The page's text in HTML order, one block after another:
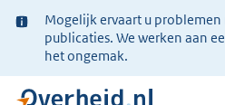
Ter
informatie:
Mogelijk ervaart u
publicaties. We werken aan
het ongemak.